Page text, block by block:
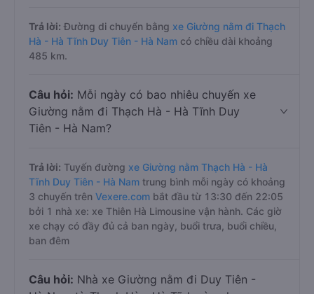
Trả lời: Đường di chuyển bằng xe Giường nằm đi Thạch
Hà - Hà Tĩnh Duy Tiên - Hà Nam có chiều dài khoảng
485 km.
Câu hỏi: Mỗi ngày có bao nhiêu chuyến xe
Giường nằm đi Thạch Hà - Hà Tĩnh Duy
Tiên - Hà Nam?
Trả lời: Tuyến đường xe Giường nằm Thạch Hà - Hà
Tĩnh Duy Tiên - Hà Nam trung bình mỗi ngày có khoảng
3 chuyến trên Vexere.com bắt đầu từ 13:30 đến 22:05
bởi 1 nhà xe: xe Thiên Hà Limousine vận hành. Các giờ
xe chạy có đầy đủ cả ban ngày, buổi trưa, buổi chiều,
ban đêm
Câu hỏi: Nhà xe Giường nằm đi Duy Tiên -